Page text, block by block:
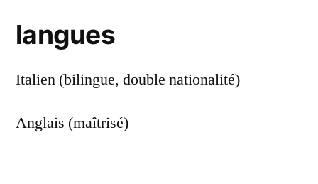
langues
Italien (bilingue, double nationalité)
Anglais (maîtrisé)